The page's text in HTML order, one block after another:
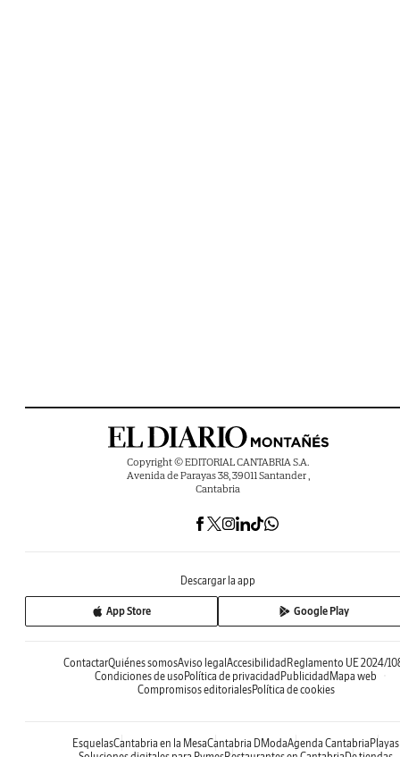
Copyright © EDITORIAL CANTABRIA S.A.
Avenida de Parayas 38, 39011 Santander ,
Cantabria
Descargar la app
App Store Google Play
ContactarQuiénes somosAviso legalAccesibilidadReglamento UE 2024/
Condiciones de usoPolítica de privacidadPublicidadMapa web
Compromisos editorialesPolítica de cookies
EsquelasCantabria en la MesaCantabria DModaAgenda CantabriaPlayas